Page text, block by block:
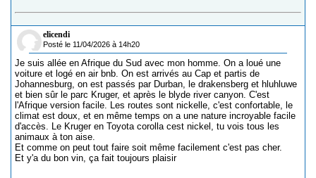
elicendi
Posté le 11/04/2026 à 14h20
Je suis allée en Afrique du Sud avec mon homme. On a loué une
voiture et logé en air bnb. On est arrivés au Cap et partis de
Johannesburg, on est passés par Durban, le drakensberg et hluhluwe
et bien sûr le parc Kruger, et après le blyde river canyon. C'est
l'Afrique version facile. Les routes sont nickelle, c'est confortable, le
climat est doux, et en même temps on a une nature incroyable facile
d'accès. Le Kruger en Toyota corolla cest nickel, tu vois tous les
animaux à ton aise.
Et comme on peut tout faire soit même facilement c'est pas cher.
Et y'a du bon vin, ça fait toujours plaisir